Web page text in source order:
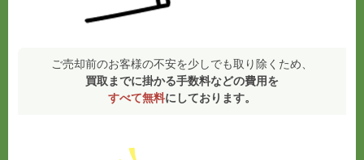
ご売却前のお客様の不安を少しでも取り除くため、
買取までに掛かる手数料などの費用を
すべて無料にしております。